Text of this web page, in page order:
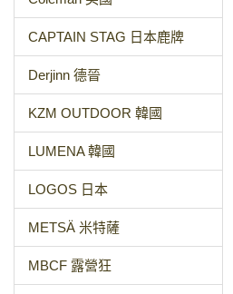
CAPTAIN STAG 日本鹿牌
Derjinn 德晉
KZM OUTDOOR 韓國
LUMENA 韓國
LOGOS 日本
METSÄ 米特薩
MBCF 露營狂